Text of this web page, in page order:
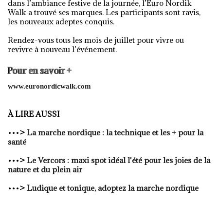
dans l’ambiance festive de la journée, l’Euro Nordik
Walk a trouvé ses marques. Les participants sont ravis,
les nouveaux adeptes conquis.
Rendez-vous tous les mois de juillet pour vivre ou
revivre à nouveau l’événement.
Pour en savoir +
www.euronordicwalk.com
À LIRE AUSSI
•••> La marche nordique : la technique et les + pour la
santé
•••> Le Vercors : maxi spot idéal l'été pour les joies de la
nature et du plein air
•••> Ludique et tonique, adoptez la marche nordique